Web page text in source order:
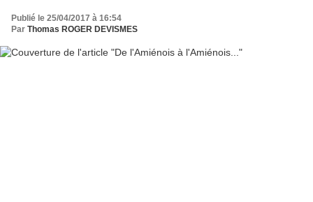
Publié le 25/04/2017 à 16:54
Par Thomas ROGER DEVISMES